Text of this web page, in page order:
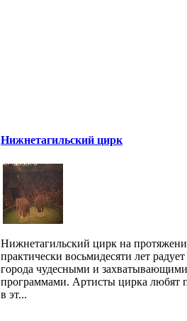
Нижнетагильский цирк
Нижнетагильский цирк на
практически восьмидесяти лет
города чудесными и захватывающими
программами. Артисты цирка любят
в эт...